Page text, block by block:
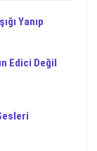
Yanıp
Edici Değil